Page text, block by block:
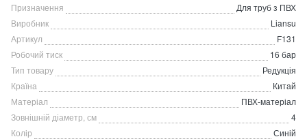
Призначення
Для труб з ПВХ
Виробник
Liansu
Артикул
F131
Робочий тиск
16 бар
Тип товару
Редукція
Країна
Китай
Матеріал
ПВХ-матеріал
Зовнішній діаметр, см
4
Колір
Синій